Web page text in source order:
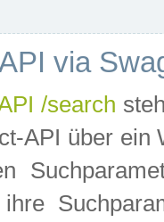
via
/search
API über